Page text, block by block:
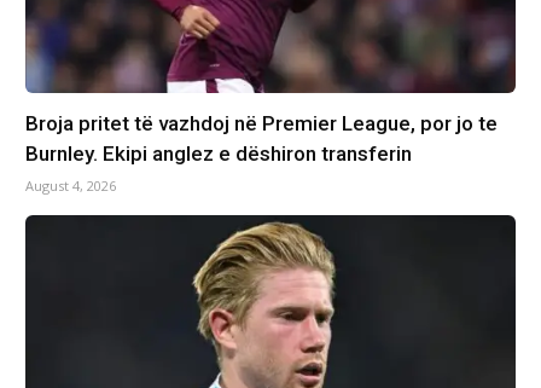
Broja pritet të vazhdoj në Premier League, por jo te
Burnley. Ekipi anglez e dëshiron transferin
August 4, 2026